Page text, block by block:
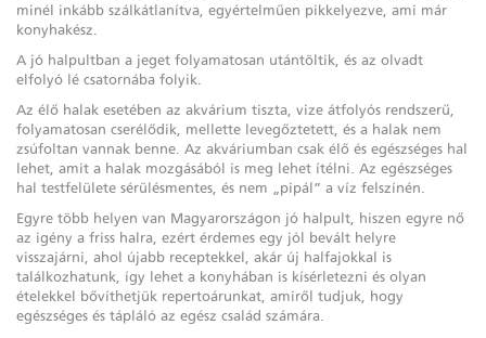
minél inkább szálkátlanítva, egyértelműen pikkelyezve, ami már
konyhakész.
A jó halpultban a jeget folyamatosan utántöltik, és az olvadt
elfolyó lé csatornába folyik.
Az élő halak esetében az akvárium tiszta, vize átfolyós rendszerű,
folyamatosan cserélődik, mellette levegőztetett, és a halak nem
zsúfoltan vannak benne. Az akváriumban csak élő és egészséges hal
lehet, amit a halak mozgásából is meg lehet ítélni. Az egészséges
hal testfelülete sérülésmentes, és nem „pipál” a víz felszínén.
Egyre több helyen van Magyarországon jó halpult, hiszen egyre nő
az igény a friss halra, ezért érdemes egy jól bevált helyre
visszajárni, ahol újabb receptekkel, akár új halfajokkal is
találkozhatunk, így lehet a konyhában is kísérletezni és olyan
ételekkel bővíthetjük repertoárunkat, amiről tudjuk, hogy
egészséges és tápláló az egész család számára.